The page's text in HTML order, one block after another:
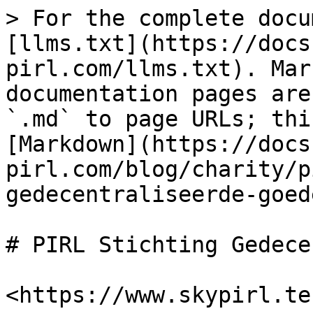
> For the complete
[llms.txt](https://
pirl.com/llms.txt).
documentation pages
`.md` to page URLs;
[Markdown](https://
pirl.com/blog/
gedecentraliseerde-
# PIRL Stichting
​<https://